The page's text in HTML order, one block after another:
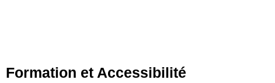
Formation et Accessibilité